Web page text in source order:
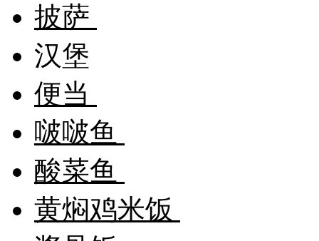
披萨
汉堡
便当
啵啵鱼
酸菜鱼
黄焖鸡米饭